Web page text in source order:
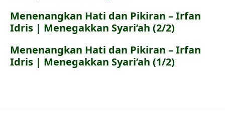
Menenangkan Hati dan Pikiran – Irfan
Idris | Menegakkan Syari’ah (2/2)
Menenangkan Hati dan Pikiran – Irfan
Idris | Menegakkan Syari’ah (1/2)